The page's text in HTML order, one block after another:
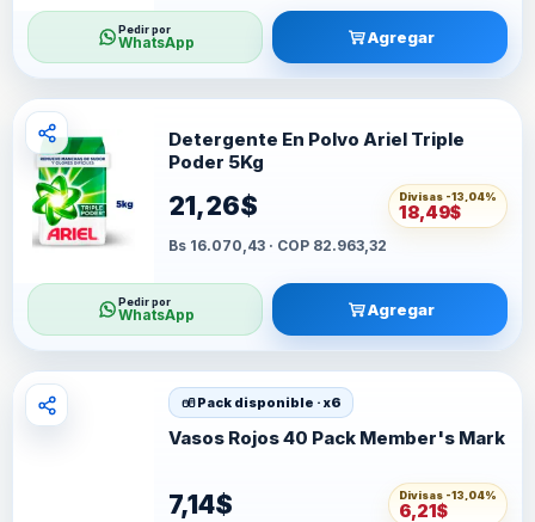
Pedir por
WhatsApp Agregar
Detergente En Polvo Ariel Triple
Poder 5Kg
21,26$ Divisas -13,04%
18,49$
Bs 16.070,43 · COP 82.963,32
Pedir por
WhatsApp Agregar
Pack disponible · x6
Vasos Rojos 40 Pack Member's Mark
7,14$ Divisas -13,04%
6,21$